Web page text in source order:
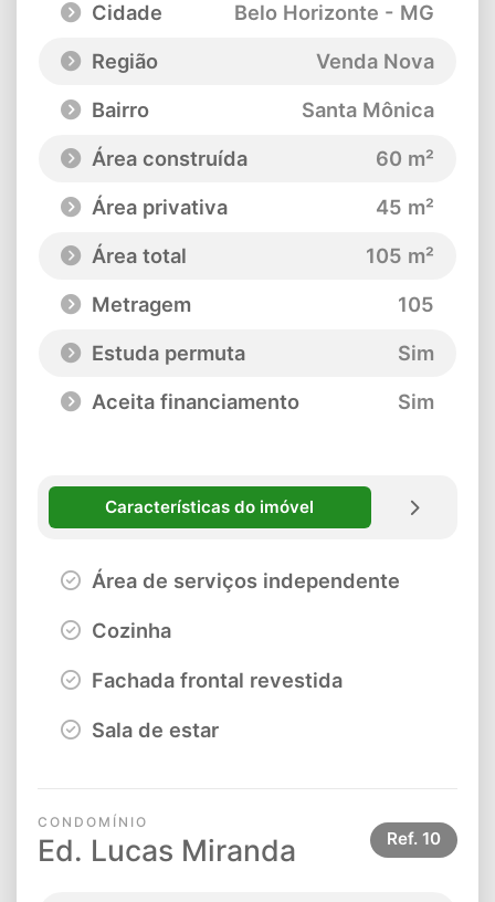
Cidade
Belo Horizonte - MG
Região
Venda Nova
Bairro
Santa Mônica
Área construída
60 m²
Área privativa
45 m²
Área total
105 m²
Metragem
105
Estuda permuta
Sim
Aceita financiamento
Sim
Características do imóvel
Área de serviços independente
Cozinha
Fachada frontal revestida
Sala de estar
CONDOMÍNIO
Ed. Lucas Miranda Ref. 10